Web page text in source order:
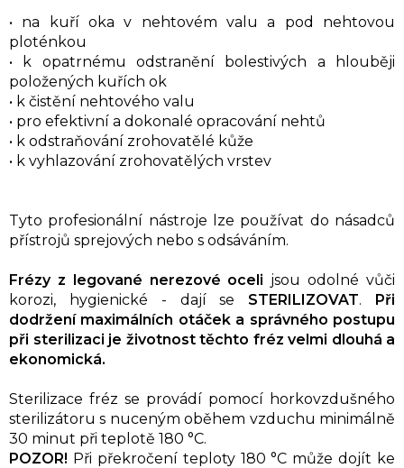
• na kuří oka v nehtovém valu a pod nehtovou
ploténkou
• k opatrnému odstranění bolestivých a hlouběji
položených kuřích ok
• k čistění nehtového valu
• pro efektivní a dokonalé opracování nehtů
• k odstraňování zrohovatělé kůže
• k vyhlazování zrohovatělých vrstev
Tyto profesionální nástroje lze používat do násadců
přístrojů sprejových nebo s odsáváním.
Frézy z legované nerezové oceli jsou odolné vůči
korozi, hygienické - dají se STERILIZOVAT. Při
dodržení maximálních otáček a správného postupu
při sterilizaci je životnost těchto fréz velmi dlouhá a
ekonomická.
Sterilizace fréz se provádí pomocí horkovzdušného
sterilizátoru s nuceným oběhem vzduchu minimálně
30 minut při teplotě 180 °C.
POZOR! Při překročení teploty 180 °C může dojít ke